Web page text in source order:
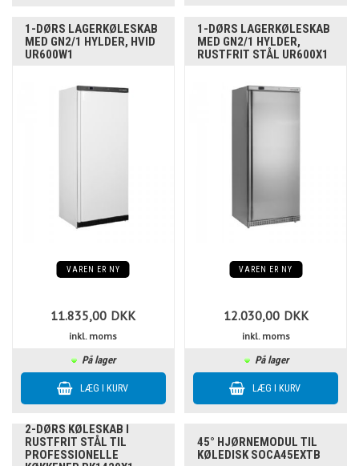
1-DØRS LAGERKØLESKAB
MED GN2/1 HYLDER, HVID
UR600W1
VAREN ER NY
11.835,00 DKK
inkl. moms
På lager
1-DØRS LAGERKØLESKAB
MED GN2/1 HYLDER,
RUSTFRIT STÅL UR600X1
VAREN ER NY
12.030,00 DKK
inkl. moms
På lager
2-DØRS KØLESKAB I
RUSTFRIT STÅL TIL
PROFESSIONELLE
45° HJØRNEMODUL TIL
KØLEDISK SOCA45EXTB